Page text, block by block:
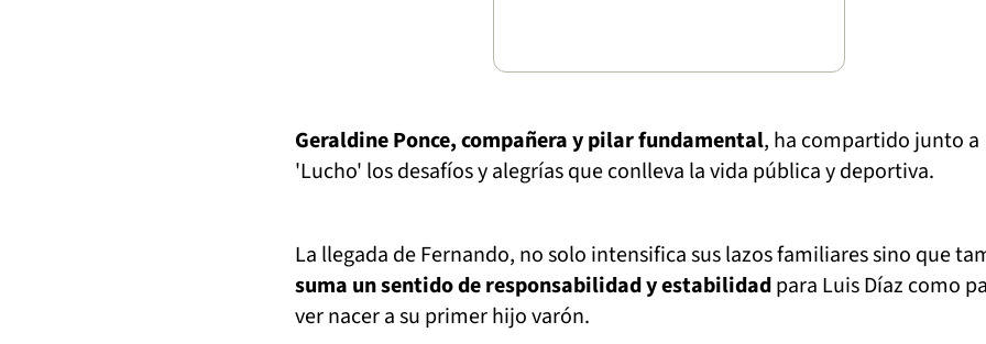
Geraldine Ponce, compañera y pilar fundamental, ha compartido junto a
'Lucho' los desafíos y alegrías que conlleva la vida pública y deportiva.
La llegada de Fernando, no solo intensifica sus lazos familiares sino que
suma un sentido de responsabilidad y estabilidadpara Luis Díaz como
ver nacer a su primer hijo varón.